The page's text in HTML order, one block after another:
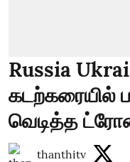
Russia
கடற்கரையில்
வெடித்த
thanthitv